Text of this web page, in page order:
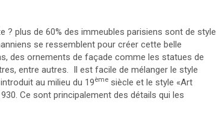
? plus de 60% des immeubles parisiens sont de style
se ressemblent pour créer cette belle
des ornements de façade comme les statues de
entre autres. Il est facile de mélanger le style
au milieu du 19ème siècle et le style «Art
Ce sont principalement des détails qui les